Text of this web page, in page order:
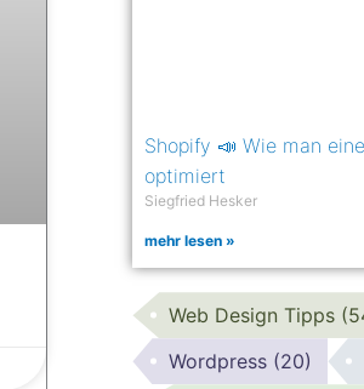
Shopify 📣 Wie man
optimiert
Siegfried Hesker
mehr lesen »
Web Design Tipps
Wordpress (20)